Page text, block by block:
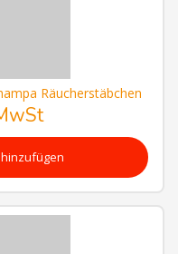
Räucherstäbchen